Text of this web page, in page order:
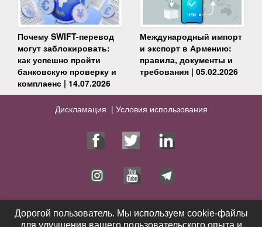
Почему SWIFT-перевод
могут заблокировать:
как успешно пройти
банковскую проверку и
комплаенс | 14.07.2026
Международный импорт
и экспорт в Армению:
правила, документы и
требования | 05.02.2026
Дискламация | Условия использования
Юрист
Услуги
Дорогой пользователь. Мы используем cookie-файлы
для улучшения вашего пользовательского опыта и
Дорогой пользователь. Мы используем cookie-файлы
для улучшения вашего пользовательского опыта и